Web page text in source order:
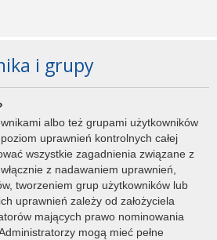
i grupy
albo też grupami użytkowników
uprawnień kontrolnych całej
wszystkie zagadnienia związane z
z nadawaniem uprawnień,
tworzeniem grup użytkowników lub
uprawnień zależy od założyciela
mających prawo nominowania
mogą mieć pełne